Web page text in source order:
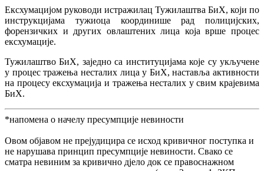
Ексхумацијом руководи истражилац Тужилаштва БиХ, који по
инструкцијама тужиоца координише рад полицијских,
форензичких и других овлаштених лица која врше процес
ексхумације.
Тужилаштво БиХ, заједно са институцијама које су укључене
у процес тражења несталих лица у БиХ, наставља активности
на процесу ексхумација и тражења несталих у свим крајевима
БиХ.
*напомена о начелу пресумпције невиности
Овом објавом не прејудицира се исход кривичног поступка и
не нарушава принцип пресумпције невиности. Свако се
сматра невиним за кривично дјело док се правоснажном